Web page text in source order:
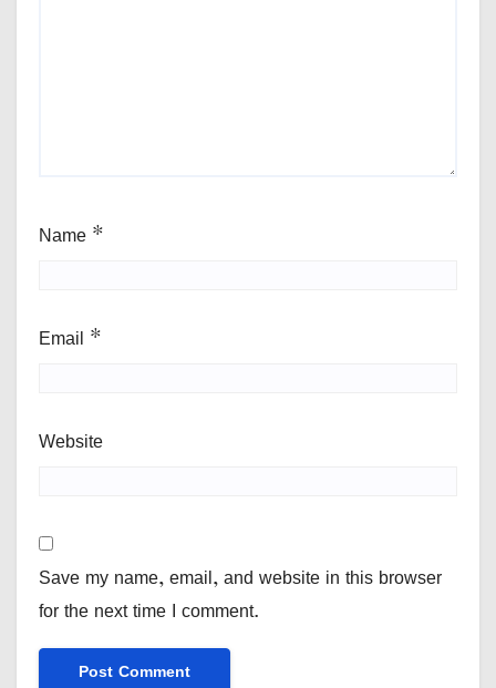
Name *
Email *
Website
Save my name, email, and website in this browser
for the next time I comment.